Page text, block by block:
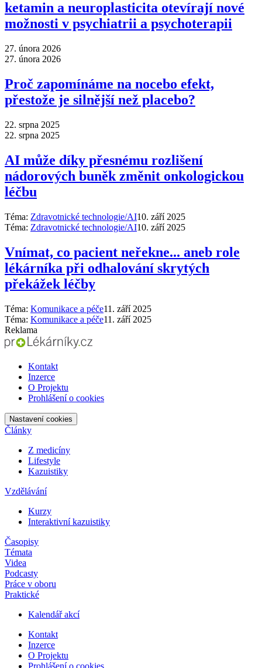
ketamin a neuroplasticita otevírají nové
možnosti v psychiatrii a psychoterapii
27. února 2026
27. února 2026
Proč zapomínáme na nocebo efekt,
přestože je silnější než placebo?
22. srpna 2025
22. srpna 2025
AI může díky přesnému rozlišení
nádorových buněk změnit onkologickou
léčbu
Téma: Zdravotnické technologie/AI10. září 2025
Téma: Zdravotnické technologie/AI10. září 2025
Vnímat, co pacient neřekne... aneb role
lékárníka při odhalování skrytých
překážek léčby
Téma: Komunikace a péče11. září 2025
Téma: Komunikace a péče11. září 2025
Reklama
Kontakt
Inzerce
O Projektu
Prohlášení o cookies
Nastavení cookies
Články
Z medicíny
Lifestyle
Kazuistiky
Vzdělávání
Kurzy
Interaktivní kazuistiky
Časopisy
Témata
Videa
Podcasty
Práce v oboru
Praktické
Kalendář akcí
Kontakt
Inzerce
O Projektu
Prohlášení o cookies